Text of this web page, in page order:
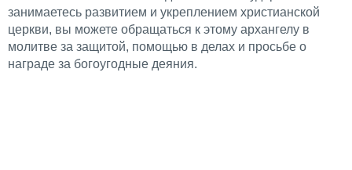
занимаетесь развитием и укреплением христианской
церкви, вы можете обращаться к этому архангелу в
молитве за защитой, помощью в делах и просьбе о
награде за богоугодные деяния.